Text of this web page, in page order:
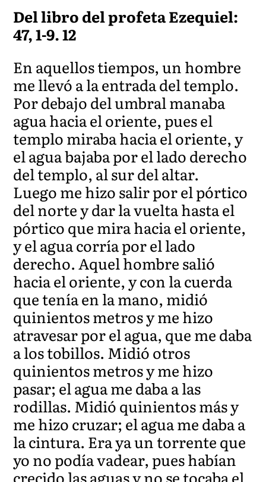
Del libro del profeta Ezequiel:
47, 1-9. 12
En aquellos tiempos, un hombre
me llevó a la entrada del templo.
Por debajo del umbral manaba
agua hacia el oriente, pues el
templo miraba hacia el oriente, y
el agua bajaba por el lado derecho
del templo, al sur del altar.
Luego me hizo salir por el pórtico
del norte y dar la vuelta hasta el
pórtico que mira hacia el oriente,
y el agua corría por el lado
derecho. Aquel hombre salió
hacia el oriente, y con la cuerda
que tenía en la mano, midió
quinientos metros y me hizo
atravesar por el agua, que me daba
a los tobillos. Midió otros
quinientos metros y me hizo
pasar; el agua me daba a las
rodillas. Midió quinientos más y
me hizo cruzar; el agua me daba a
la cintura. Era ya un torrente que
yo no podía vadear, pues habían
crecido las aguas y no se tocaba el